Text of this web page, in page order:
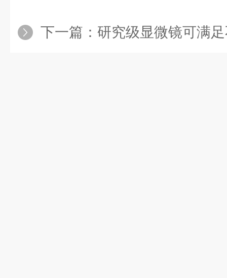
下一篇： 研究级显微镜可满